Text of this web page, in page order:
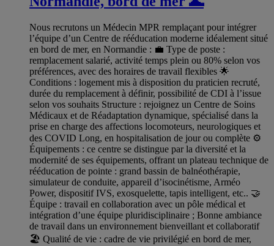
Nous recrutons un Médecin MPR remplaçant pour intégrer
l’équipe d’un Centre de rééducation moderne idéalement situé
en bord de mer, en Normandie : 💼 Type de poste :
remplacement salarié, activité temps plein ou 80% selon vos
préférences, avec des horaires de travail flexibles 🌟
Conditions : logement mis à disposition du praticien recruté,
durée du remplacement à définir, possibilité de CDI à l’issue
selon vos souhaits Structure : rejoignez un Centre de Soins
Médicaux et de Réadaptation dynamique, spécialisé dans la
prise en charge des affections locomoteurs, neurologiques et
des COVID Long, en hospitalisation de jour ou complète ⚙️
Équipements : ce centre se distingue par la diversité et la
modernité de ses équipements, offrant un plateau technique de
rééducation de pointe : grand bassin de balnéothérapie,
simulateur de conduite, appareil d’isocinétisme, Arméo
Power, dispositif IVS, exosquelette, tapis intelligent, etc.. 🤝
Équipe : travail en collaboration avec un pôle médical et
intégration d’une équipe pluridisciplinaire ; Bonne ambiance
de travail dans un environnement bienveillant et collaboratif
🏖️ Qualité de vie : cadre de vie privilégié en bord de mer,